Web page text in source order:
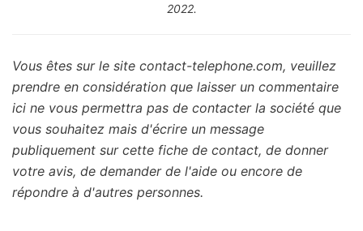
2022.
Vous êtes sur le site contact-telephone.com, veuillez
prendre en considération que laisser un commentaire
ici ne vous permettra pas de contacter la société que
vous souhaitez mais d'écrire un message
publiquement sur cette fiche de contact, de donner
votre avis, de demander de l'aide ou encore de
répondre à d'autres personnes.